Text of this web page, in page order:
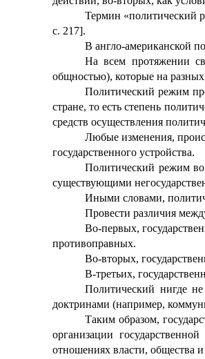
Термин «политический
с. 217].
В англо-американской
На всем протяжении
общностью), которые на разных
Политический режим
стране, то есть степень
средств осуществления
Любые изменения,
государственного устройства.
Политический режим во
существующими
Иными словами,
Провести различия
Во-первых,
противоправных.
Во-вторых,
В-третьих,
Политический нигде
доктринами (например,
Таким образом,
организации
отношениях власти, общества